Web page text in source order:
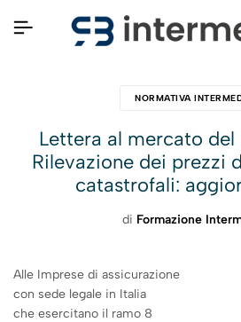
NORMATIVA
Lettera al mercato
Rilevazione dei prezzi
catastrofali:
di Formazione
Alle Imprese di assicurazione
con sede legale in Italia
che esercitano il ramo 8